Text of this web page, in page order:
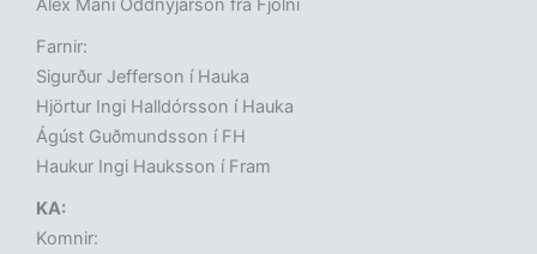
Alex Máni Oddnýjarson frá Fjölni
Farnir:
Sigurður Jefferson í Hauka
Hjörtur Ingi Halldórsson í Hauka
Ágúst Guðmundsson í FH
Haukur Ingi Hauksson í Fram
KA:
Komnir: